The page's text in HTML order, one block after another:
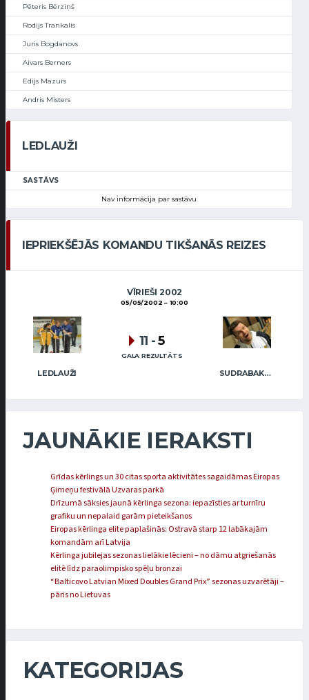
Pēteris Bērziņš
Rodijs Trankalis
Juris Bogdanovs
Aivars Berners
Edijs Mazurs
Andris Misters
LEDLAUŽI
SASTĀVS
Nav informācija par sastāvu
IEPRIEKŠĒJĀS KOMANDU TIKŠANĀS REIZES
VĪRIEŠI 2002
05/05/2002 10:00
LEDLAUŽI SUDRABAKMENS
11 -5
GALA REZULTĀTS
JAUNĀKIE IERAKSTI
Grīdas kērlings un 30 citas sporta aktivitātes sagaidāmas Eiropas
Ģimeņu festivālā Uzvaras parkā
Drīzumā sāksies jaunā kērlinga sezona: iepazīsties ar turnīru
grafiku un nepalaid garām pieteikšanos
Eiropas kērlinga elite paplašinās: Ostravā starp 12 labākajām
komandām arī Latvija
Kērlinga jubilejas sezonas lielākie lēcieni – no dāmu atgriešanās
elitē līdz paraolimpisko spēļu bronzai
“Balticovo Latvian Mixed Doubles Grand Prix” sezonas uzvarētāji –
pāris no Lietuvas
KATEGORIJAS